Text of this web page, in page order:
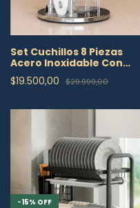
Set Cuchillos 8 Piezas
Acero Inoxidable Con
Base Giratoria
$19.500,00 $29.999,00
-15% OFF